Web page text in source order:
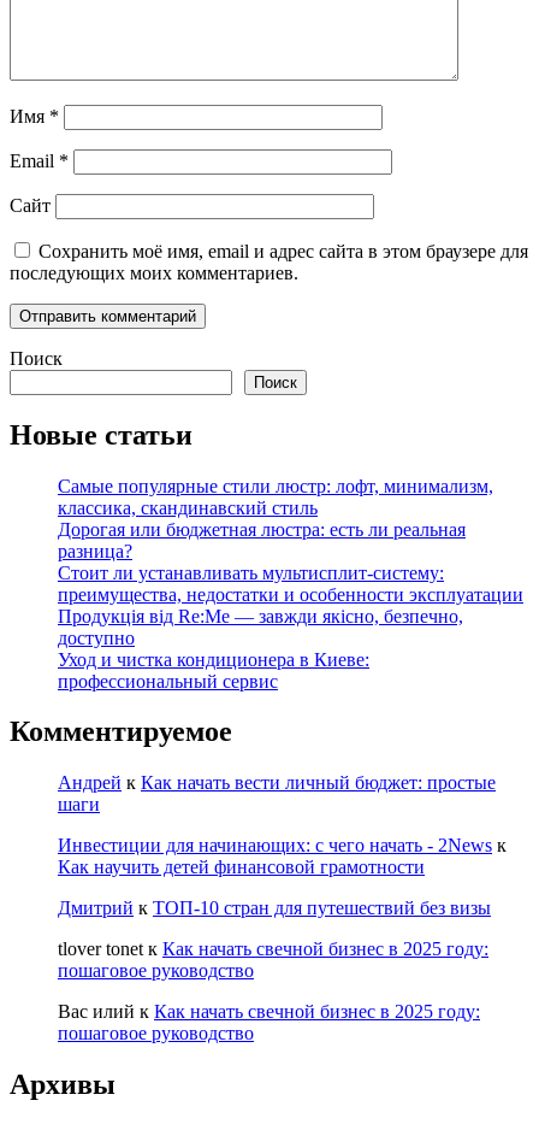
Имя *
Email *
Сайт
Сохранить моё имя, email и адрес сайта в этом браузере для
последующих моих комментариев.
Поиск
Поиск
Новые статьи
Самые популярные стили люстр: лофт, минимализм,
классика, скандинавский стиль
Дорогая или бюджетная люстра: есть ли реальная
разница?
Стоит ли устанавливать мультисплит-систему:
преимущества, недостатки и особенности эксплуатации
Продукція від Re:Me — завжди якісно, безпечно,
доступно
Уход и чистка кондиционера в Киеве:
профессиональный сервис
Комментируемое
Андрей к Как начать вести личный бюджет: простые
шаги
Инвестиции для начинающих: с чего начать - 2News к
Как научить детей финансовой грамотности
Дмитрий к ТОП-10 стран для путешествий без визы
tlover tonet к Как начать свечной бизнес в 2025 году:
пошаговое руководство
Вас илий к Как начать свечной бизнес в 2025 году:
пошаговое руководство
Архивы